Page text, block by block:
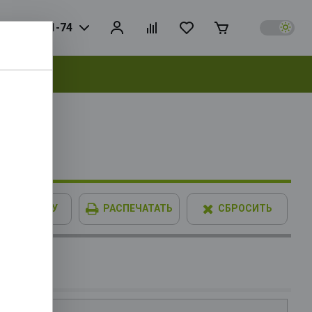
728-81-74
В КОРЗИНУ РАСПЕЧАТАТЬ СБРОСИТЬ